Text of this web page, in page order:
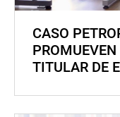
CASO
TITULAR DE